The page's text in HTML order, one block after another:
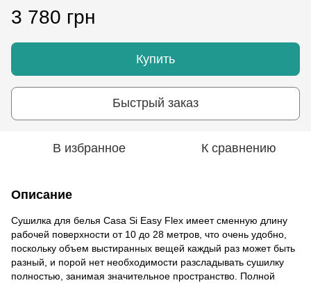
3 780 грн
Купить
Быстрый заказ
В избранное К сравнению
Описание
Сушилка для белья Casa Si Easy Flex имеет сменную длину
рабочей поверхности от 10 до 28 метров, что очень удобно,
поскольку объем выстиранных вещей каждый раз может быть
разный, и порой нет необходимости разсладывать сушилку
полностью, занимая значительное пространство. Полной